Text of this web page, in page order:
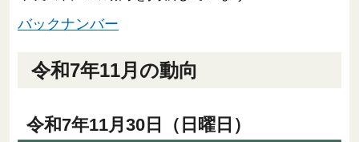
バックナンバー
令和7年11月の動向
令和7年11月30日（日曜日）